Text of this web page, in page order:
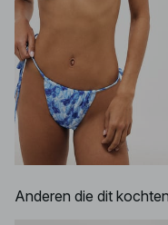
Anderen die dit